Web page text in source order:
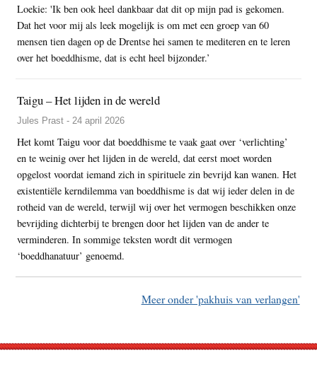
Loekie: 'Ik ben ook heel dankbaar dat dit op mijn pad is gekomen.
Dat het voor mij als leek mogelijk is om met een groep van 60
mensen tien dagen op de Drentse hei samen te mediteren en te leren
over het boeddhisme, dat is echt heel bijzonder.’
Taigu – Het lijden in de wereld
Jules Prast - 24 april 2026
Het komt Taigu voor dat boeddhisme te vaak gaat over ‘verlichting’
en te weinig over het lijden in de wereld, dat eerst moet worden
opgelost voordat iemand zich in spirituele zin bevrijd kan wanen. Het
existentiële kerndilemma van boeddhisme is dat wij ieder delen in de
rotheid van de wereld, terwijl wij over het vermogen beschikken onze
bevrijding dichterbij te brengen door het lijden van de ander te
verminderen. In sommige teksten wordt dit vermogen
‘boeddhanatuur’ genoemd.
Meer onder 'pakhuis van verlangen'